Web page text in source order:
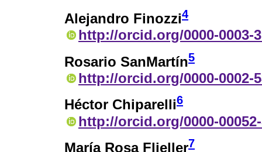
Alejandro Finozzi4
http://orcid.org/0000-0003-
Rosario SanMartín5
http://orcid.org/0000-0002-
Héctor Chiparelli6
http://orcid.org/0000-00052-
María Rosa Flieller7